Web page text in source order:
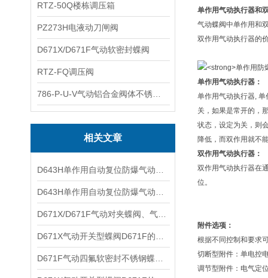
RTZ-50Q楼栋调压箱
PZ273H电液动刀闸阀
D671X/D671F气动软密封蝶阀
RTZ-FQ调压阀
相关文章
单作用气动执行器和
气动蝶阀中单作用和
双作用气动执行器的
单作用气动执行器：
单作用气动执行器,
关，如果是常开的，
状态，设定为关，则
降低，而双作用就不
双作用气动执行器：
双作用气动执行器在
位。
附件选项：
根据不同控制和要求
切断型附件：单电控
调节型附件：电气定